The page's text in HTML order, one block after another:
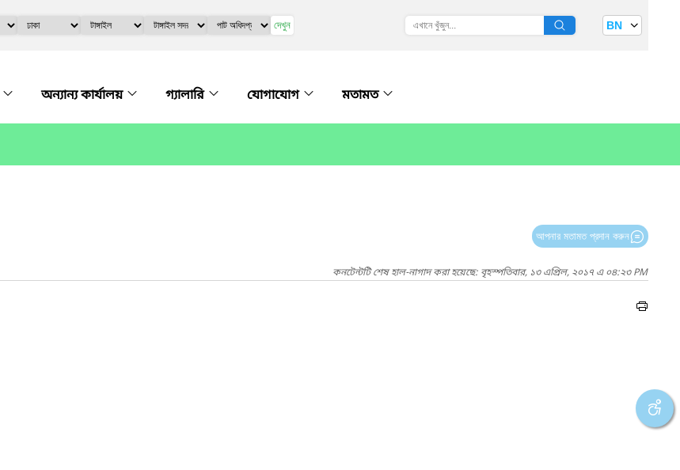
দেখুন BN
অন্যান্য কার্যালয় গ্যালারি যোগাযোগ মতামত
আপনার মতামত প্রদান করুন
কনটেন্টটি শেষ হাল-নাগাদ করা হয়েছে: বৃহস্পতিবার, ১৩ এপ্রিল, ২০১৭ এ ০৪:২৩ PM